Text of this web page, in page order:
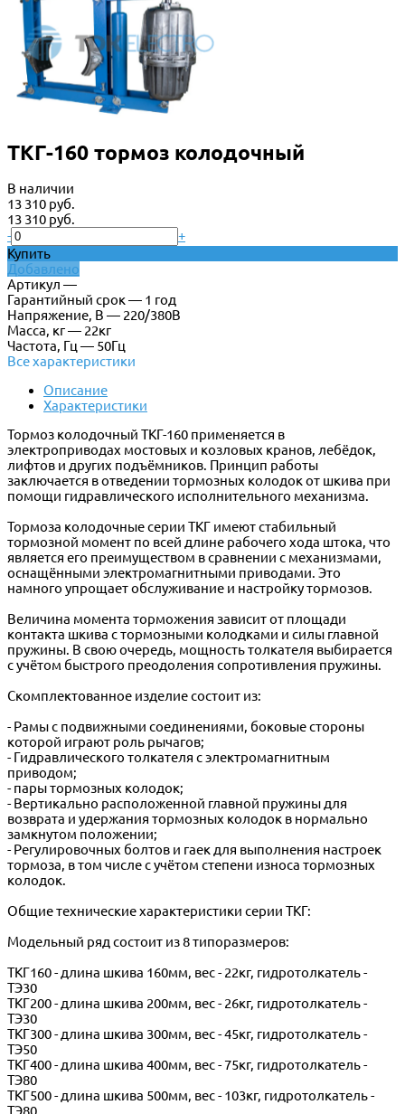
ТКГ-160 тормоз колодочный
В наличии
13 310 руб.
13 310 руб.
-
+
Купить
Добавлено
Артикул —
Гарантийный срок — 1 год
Напряжение, В — 220/380В
Масса, кг — 22кг
Частота, Гц — 50Гц
Все характеристики
Описание
Характеристики
Тормоз колодочный ТКГ-160 применяется в
электроприводах мостовых и козловых кранов, лебёдок,
лифтов и других подъёмников. Принцип работы
заключается в отведении тормозных колодок от шкива при
помощи гидравлического исполнительного механизма.
Тормоза колодочные серии ТКГ имеют стабильный
тормозной момент по всей длине рабочего хода штока, что
является его преимуществом в сравнении с механизмами,
оснащёнными электромагнитными приводами. Это
намного упрощает обслуживание и настройку тормозов.
Величина момента торможения зависит от площади
контакта шкива с тормозными колодками и силы главной
пружины. В свою очередь, мощность толкателя выбирается
с учётом быстрого преодоления сопротивления пружины.
Скомплектованное изделие состоит из:
- Рамы с подвижными соединениями, боковые стороны
которой играют роль рычагов;
- Гидравлического толкателя с электромагнитным
приводом;
- пары тормозных колодок;
- Вертикально расположенной главной пружины для
возврата и удержания тормозных колодок в нормально
замкнутом положении;
- Регулировочных болтов и гаек для выполнения настроек
тормоза, в том числе с учётом степени износа тормозных
колодок.
Общие технические характеристики серии ТКГ:
Модельный ряд состоит из 8 типоразмеров:
ТКГ160 - длина шкива 160мм, вес - 22кг, гидротолкатель -
ТЭ30
ТКГ200 - длина шкива 200мм, вес - 26кг, гидротолкатель -
ТЭ30
ТКГ300 - длина шкива 300мм, вес - 45кг, гидротолкатель -
ТЭ50
ТКГ400 - длина шкива 400мм, вес - 75кг, гидротолкатель -
ТЭ80
ТКГ500 - длина шкива 500мм, вес - 103кг, гидротолкатель -